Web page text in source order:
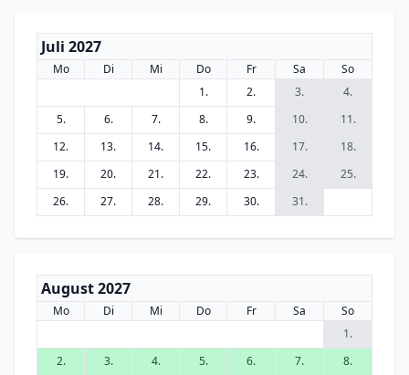
Juli 2027
Mo Di Mi Do Fr Sa
So
1.
2. 3.
4.
5.
6. 7. 8. 9. 10.
11.
12.
13. 14. 15. 16. 17.
18.
19.
20. 21. 22. 23. 24.
25.
26.
27. 28. 29. 30. 31.
August 2027
Mo Di Mi Do Fr Sa
So
1.
2.
3. 4. 5. 6. 7.
8.